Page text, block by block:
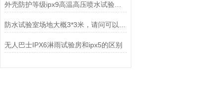
外壳防护等级ipx9高温高压喷水试验要求及接受条件
无人巴士IPX6淋雨试验房和ipx5的区别